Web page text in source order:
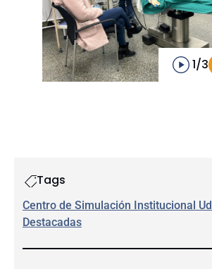
1/3
Tags
Centro de Simulación Institucional
Destacadas